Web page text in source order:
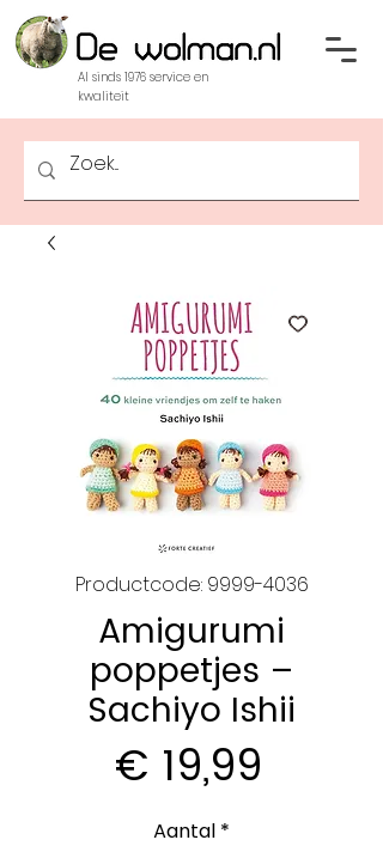
Al sinds 1976 service en
kwaliteit
Productcode: 9999-4036
Amigurumi
poppetjes –
Sachiyo Ishii
€ 19,99
Aantal *